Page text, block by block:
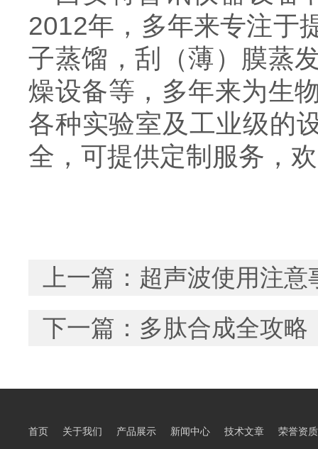
2012年，多年来专注于
子蒸馏，刮（薄）膜蒸
燥设备等，多年来为生
各种实验室及工业级的
全，可提供定制服务，
上一篇： 超声波使用注意
下一篇： 多肽合成全攻略
首页 关于我们 产品展示 新闻中心 技术文章 荣誉资质